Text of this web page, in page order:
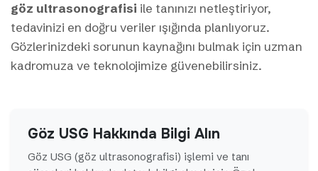
göz ultrasonografisi ile tanınızı netleştiriyor,
tedavinizi en doğru veriler ışığında planlıyoruz.
Gözlerinizdeki sorunun kaynağını bulmak için uzman
kadromuza ve teknolojimize güvenebilirsiniz.
Göz USG Hakkında Bilgi Alın
Göz USG (göz ultrasonografisi) işlemi ve tanı